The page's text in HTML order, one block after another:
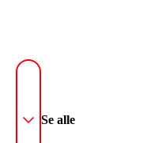
Se alle